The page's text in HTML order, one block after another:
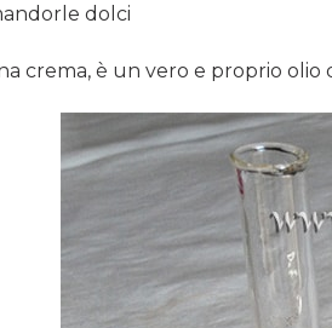
dolci
crema, è un vero e proprio olio